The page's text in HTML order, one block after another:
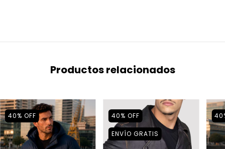
Productos relacionados
40% OFF 40% OFF
ENVÍO GRATIS
40